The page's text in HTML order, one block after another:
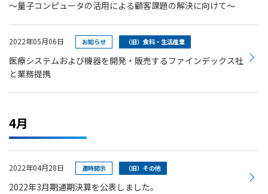
～量子コンピュータの活用による顧客課題の解決に向けて～
2022年05月06日 お知らせ （旧）食料・生活産業
医療システムおよび機器を開発・販売するファインデックス社
と業務提携
4月
2022年04月28日 適時開示 （旧）その他
2022年3月期通期決算を公表しました。